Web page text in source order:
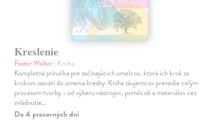
Kreslenie
Foster Walter| Kniha
Kompletná príručka pre začínajúcich umelcov, ktorá ich krok za
krokom zasvätí do umenia kresby. Kniha záujemcov prevedie celým
procesom tvorby - od výberu nástrojov, pomôcok a materiálov cez
zvládnutie…
Do 4 pracovných dní